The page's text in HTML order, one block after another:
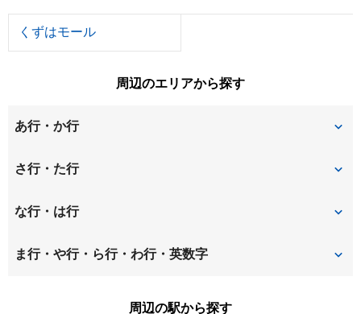
くずはモール
周辺のエリアから探す
あ行・か行
男山泉
男山松里
さ行・た行
招提中町
招提南町 招提元町
な行・は行
西牧野 橋本西刈又
ま行・や行・ら行・わ行・英数字
周辺の駅から探す